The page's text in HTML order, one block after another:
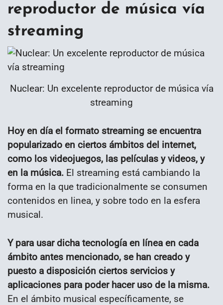
reproductor de música vía
streaming
Nuclear: Un excelente reproductor de música vía
streaming
Hoy en día el formato streaming se encuentra
popularizado en ciertos ámbitos del internet,
como los videojuegos, las películas y videos, y
en la música. El streaming está cambiando la
forma en la que tradicionalmente se consumen
contenidos en linea, y sobre todo en la esfera
musical.
Y para usar dicha tecnología en línea en cada
ámbito antes mencionado, se han creado y
puesto a disposición ciertos servicios y
aplicaciones para poder hacer uso de la misma.
En el ámbito musical específicamente, se